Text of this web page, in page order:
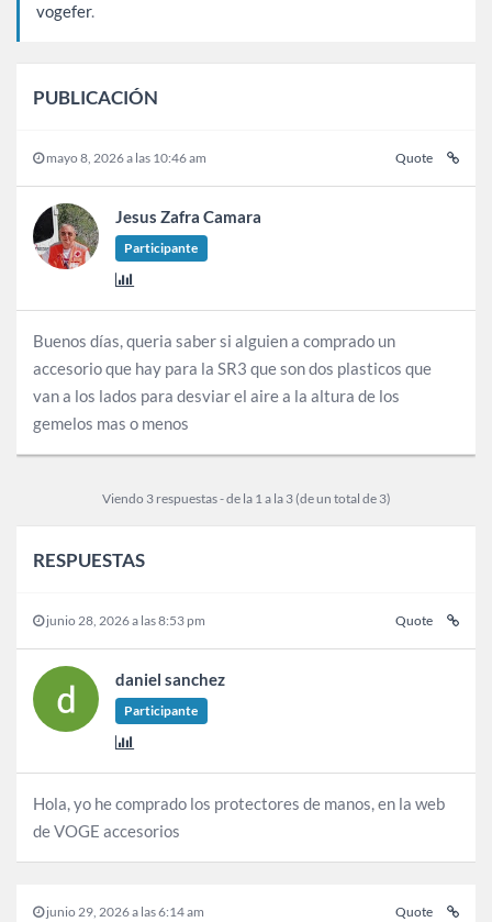
vogefer.
PUBLICACIÓN
mayo 8, 2026 a las 10:46 am Quote
Jesus Zafra Camara
Participante
Buenos días, queria saber si alguien a comprado un
accesorio que hay para la SR3 que son dos plasticos que
van a los lados para desviar el aire a la altura de los
gemelos mas o menos
Viendo 3 respuestas - de la 1 a la 3 (de un total de 3)
RESPUESTAS
junio 28, 2026 a las 8:53 pm Quote
daniel sanchez
Participante
Hola, yo he comprado los protectores de manos, en la web
de VOGE accesorios
junio 29, 2026 a las 6:14 am Quote